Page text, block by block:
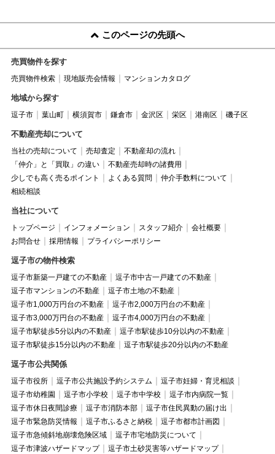
このページの先頭へ
売買物件を探す
売買物件検索 現地販売会情報 マンションカタログ
地域から探す
逗子市 葉山町 横須賀市 鎌倉市 金沢区 栄区 港南区 磯子区
不動産売却について
当社の売却について 売却査定
不動産却の流れ
「仲介」と「買取」の違い
不動産売却時の諸費用
少しでも高く売るポイント
よくある質問
仲介手数料について
相続相談
当社について
トップページ インフォメーション スタッフ紹介
会社概要
お問合せ
採用情報 プライバシーポリシー
逗子市の物件検索
逗子市新築一戸建ての不動産
逗子市中古一戸建ての不動産
逗子市マンションの不動産
逗子市土地の不動産
逗子市1,000万円台の不動産
逗子市2,000万円台の不動産
逗子市3,000万円台の不動産
逗子市4,000万円台の不動産
逗子市駅徒歩5分以内の不動産
逗子市駅徒歩10分以内の不動産
逗子市駅徒歩15分以内の不動産
逗子市駅徒歩20分以内の不動産
逗子市公共関係
逗子市役所 逗子市公共施設予約システム
逗子市妊婦・育児相談
逗子市幼稚園
逗子市小学校 逗子市中学校
逗子市内病院一覧
逗子市休日夜間診療
逗子市消防本部
逗子市住民異動の届け出
逗子市緊急防災情報
逗子市ふるさと納税
逗子市都市計画図
逗子市急傾斜地崩壊危険区域
逗子市宅地防災について
逗子市津波ハザードマップ
逗子市土砂災害等ハザードマップ